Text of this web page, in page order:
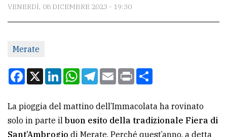
Per
la
pubblicità
CERCA
Cerca
per
VENERDÌ, 08 DICEMBRE 2023 - 19:30
Merate
Facebook
X LinkedInWhatsApp
Telegram
EmailPrint
La pioggia del mattino dell’Immacolata ha rovinato
solo in parte il buon esito della tradizionale Fiera di
Sant’Ambrogio di Merate. Perché quest’anno, a detta